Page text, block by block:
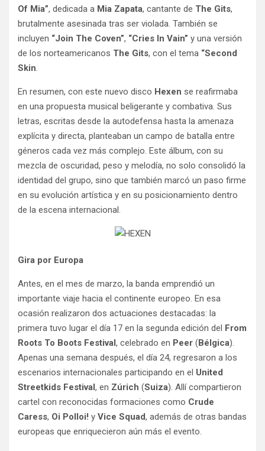
Of Mia”, dedicada a Mia Zapata, cantante de The Gits,
brutalmente asesinada tras ser violada. También se
incluyen “Join The Coven”, “Cries In Vain” y una versión
de los norteamericanos The Gits, con el tema “Second
Skin.
En resumen, con este nuevo disco Hexen se reafirmaba
en una propuesta musical beligerante y combativa. Sus
letras, escritas desde la autodefensa hasta la amenaza
explícita y directa, planteaban un campo de batalla entre
géneros cada vez más complejo. Este álbum, con su
mezcla de oscuridad, peso y melodía, no solo consolidó la
identidad del grupo, sino que también marcó un paso firme
en su evolución artística y en su posicionamiento dentro
de la escena internacional.
Gira por Europa
Antes, en el mes de marzo, la banda emprendió un
importante viaje hacia el continente europeo. En esa
ocasión realizaron dos actuaciones destacadas: la
primera tuvo lugar el día 17 en la segunda edición del From
Roots To Boots Festival, celebrado en Peer (Bélgica).
Apenas una semana después, el día 24, regresaron a los
escenarios internacionales participando en el United
Streetkids Festival, en Zúrich (Suiza). Allí compartieron
cartel con reconocidas formaciones como Crude
Caress, Oi Polloi! y Vice Squad, además de otras bandas
europeas que enriquecieron aún más el evento.